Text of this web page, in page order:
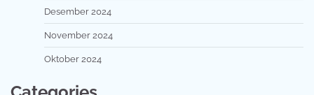
Desember 2024
November 2024
Oktober 2024